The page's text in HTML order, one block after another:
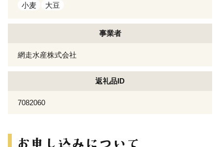
小麦 大豆
事業者
網走水産株式会社
返礼品ID
7082060